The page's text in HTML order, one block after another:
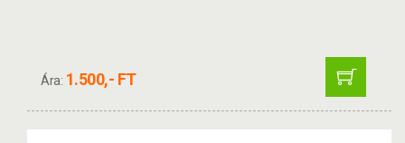
Ára: 1.500,- FT